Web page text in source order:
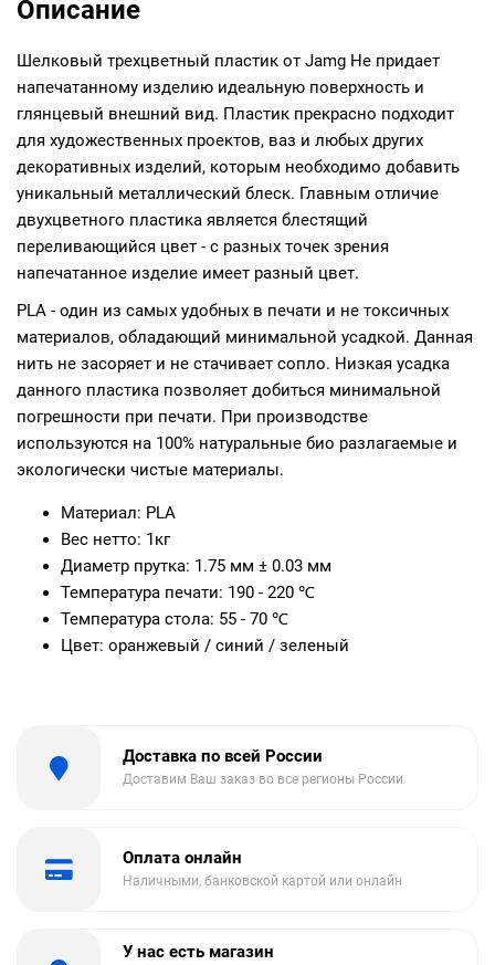
Описание
Шелковый трехцветный пластик от Jamg He придает
напечатанному изделию идеальную поверхность и
глянцевый внешний вид. Пластик прекрасно подходит
для художественных проектов, ваз и любых других
декоративных изделий, которым необходимо добавить
уникальный металлический блеск. Главным отличие
двухцветного пластика является блестящий
переливающийся цвет - с разных точек зрения
напечатанное изделие имеет разный цвет.
PLA - один из самых удобных в печати и не токсичных
материалов, обладающий минимальной усадкой. Данная
нить не засоряет и не стачивает сопло. Низкая усадка
данного пластика позволяет добиться минимальной
погрешности при печати. При производстве
используются на 100% натуральные био разлагаемые и
экологически чистые материалы.
Материал: PLA
Вес нетто: 1кг
Диаметр прутка: 1.75 мм ± 0.03 мм
Температура печати: 190 - 220 ℃
Температура стола: 55 - 70 ℃
Цвет: оранжевый / синий / зеленый
Доставка по всей России
Доставим Ваш заказ во все регионы России
Оплата онлайн
Наличными, банковской картой или онлайн
У нас есть магазин